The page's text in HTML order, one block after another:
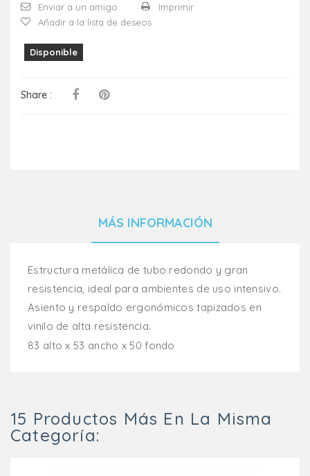
Enviar a un amigo
Imprimir
Añadir a la lista de deseos
Disponible
Share :
MÁS INFORMACIÓN
Estructura metálica de tubo redondo y gran
resistencia, ideal para ambientes de uso intensivo.
Asiento y respaldo ergonómicos tapizados en
vinilo de alta resistencia.
83 alto x 53 ancho x 50 fondo
15 Productos Más En La Misma
Categoría: